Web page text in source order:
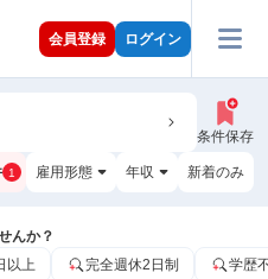
会員登録 ログイン
条件保存
1 雇用形態 年収 新着のみ
んか？
以上 完全週休2日制 学歴